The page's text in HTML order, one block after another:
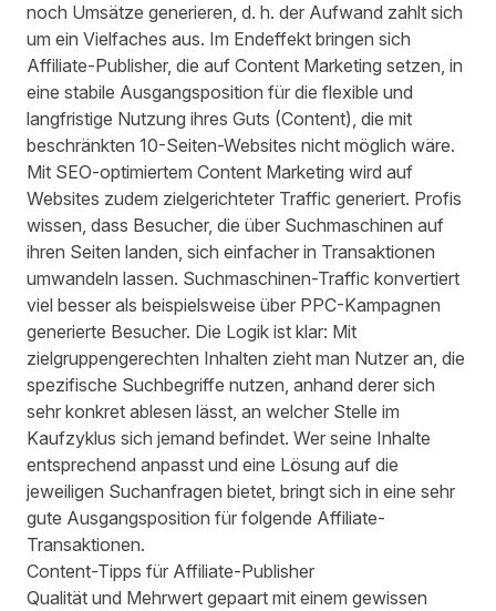
noch Umsätze generieren, d. h. der Aufwand zahlt sich
um ein Vielfaches aus. Im Endeffekt bringen sich
Affiliate-Publisher, die auf Content Marketing setzen, in
eine stabile Ausgangsposition für die flexible und
langfristige Nutzung ihres Guts (Content), die mit
beschränkten 10-Seiten-Websites nicht möglich wäre.
Mit SEO-optimiertem Content Marketing wird auf
Websites zudem zielgerichteter Traffic generiert. Profis
wissen, dass Besucher, die über Suchmaschinen auf
ihren Seiten landen, sich einfacher in Transaktionen
umwandeln lassen. Suchmaschinen-Traffic konvertiert
viel besser als beispielsweise über PPC-Kampagnen
generierte Besucher. Die Logik ist klar: Mit
zielgruppengerechten Inhalten zieht man Nutzer an, die
spezifische Suchbegriffe nutzen, anhand derer sich
sehr konkret ablesen lässt, an welcher Stelle im
Kaufzyklus sich jemand befindet. Wer seine Inhalte
entsprechend anpasst und eine Lösung auf die
jeweiligen Suchanfragen bietet, bringt sich in eine sehr
gute Ausgangsposition für folgende Affiliate-
Transaktionen.
Content-Tipps für Affiliate-Publisher
Qualität und Mehrwert gepaart mit einem gewissen